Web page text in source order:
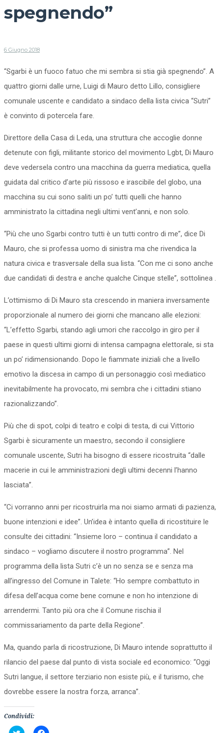
spegnendo”
6 Giugno 2018
“Sgarbi è un fuoco fatuo che mi sembra si stia già spegnendo”. A
quattro giorni dalle urne, Luigi di Mauro detto Lillo, consigliere
comunale uscente e candidato a sindaco della lista civica “Sutri”
è convinto di potercela fare.
Direttore della Casa di Leda, una struttura che accoglie donne
detenute con figli, militante storico del movimento Lgbt, Di Mauro
deve vedersela contro una macchina da guerra mediatica, quella
guidata dal critico d’arte più rissoso e irascibile del globo, una
macchina su cui sono saliti un po’ tutti quelli che hanno
amministrato la cittadina negli ultimi vent’anni, e non solo.
“Più che uno Sgarbi contro tutti è un tutti contro di me”, dice Di
Mauro, che si professa uomo di sinistra ma che rivendica la
natura civica e trasversale della sua lista. “Con me ci sono anche
due candidati di destra e anche qualche Cinque stelle”, sottolinea .
L’ottimismo di Di Mauro sta crescendo in maniera inversamente
proporzionale al numero dei giorni che mancano alle elezioni:
“L’effetto Sgarbi, stando agli umori che raccolgo in giro per il
paese in questi ultimi giorni di intensa campagna elettorale, si sta
un po’ ridimensionando. Dopo le fiammate iniziali che a livello
emotivo la discesa in campo di un personaggio così mediatico
inevitabilmente ha provocato, mi sembra che i cittadini stiano
razionalizzando”.
Più che di spot, colpi di teatro e colpi di testa, di cui Vittorio
Sgarbi è sicuramente un maestro, secondo il consigliere
comunale uscente, Sutri ha bisogno di essere ricostruita “dalle
macerie in cui le amministrazioni degli ultimi decenni l’hanno
lasciata”.
“Ci vorranno anni per ricostruirla ma noi siamo armati di pazienza,
buone intenzioni e idee”. Un’idea è intanto quella di ricostituire le
consulte dei cittadini: “Insieme loro – continua il candidato a
sindaco – vogliamo discutere il nostro programma”. Nel
programma della lista Sutri c’è un no senza se e senza ma
all’ingresso del Comune in Talete: “Ho sempre combattuto in
difesa dell’acqua come bene comune e non ho intenzione di
arrendermi. Tanto più ora che il Comune rischia il
commissariamento da parte della Regione”.
Ma, quando parla di ricostruzione, Di Mauro intende soprattutto il
rilancio del paese dal punto di vista sociale ed economico: “Oggi
Sutri langue, il settore terziario non esiste più, e il turismo, che
dovrebbe essere la nostra forza, arranca”.
Condividi: